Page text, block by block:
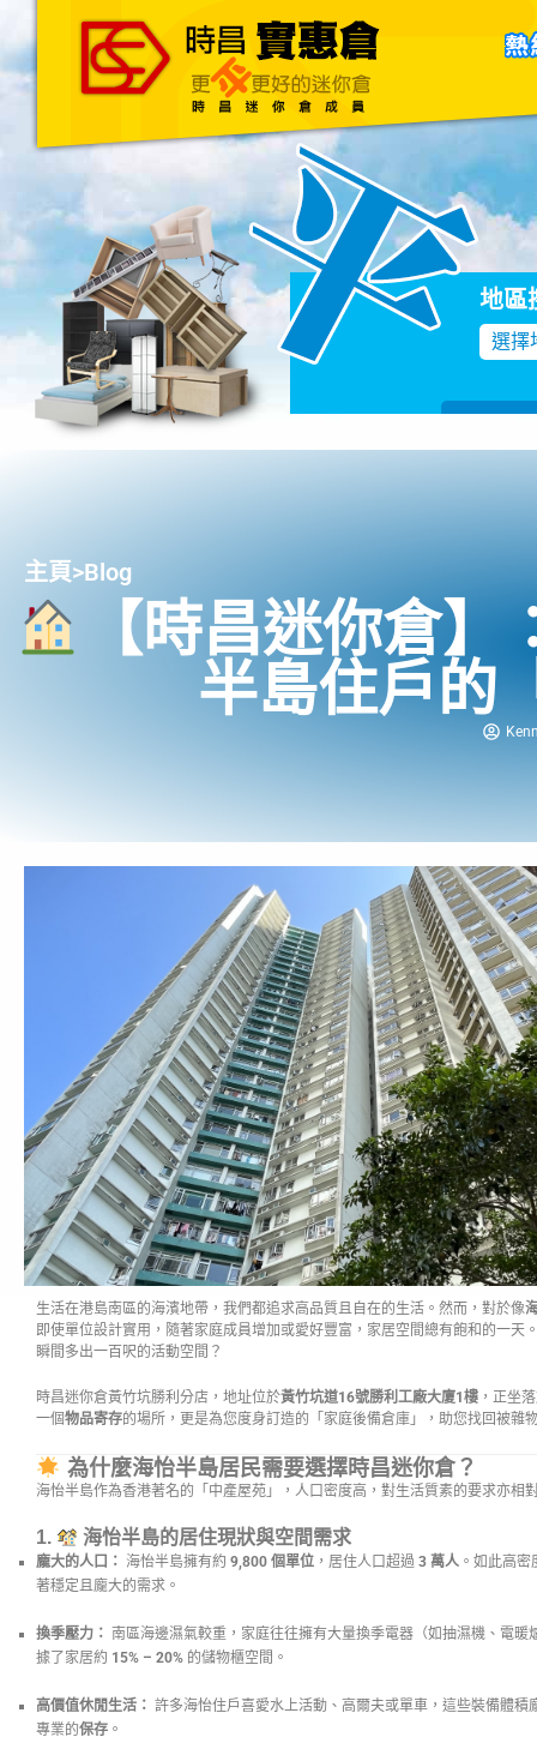
主頁 關於我們 聯絡我們
地區
選擇
主頁>Blog
【時昌迷你倉
半島住戶的
生活在港島南區的海濱地帶，我們都追求高品質且自在的生活。然而，對於像
即使單位設計實用，隨著家庭成員增加或愛好豐富，家居空間總有飽和的一天
瞬間多出一百呎的活動空間？
時昌迷你倉黃竹坑勝利分店，地址位於黃竹坑道16號勝利工廠大廈1樓 ，正坐
一個物品寄存的場所，更是為您度身訂造的「家庭後備倉庫」，助您找回被雜
為什麼海怡半島居民需要選擇時昌迷你倉？
海怡半島作為香港著名的「中產屋苑」，人口密度高，對生活質素的要求亦相
1. 海怡半島的居住現狀與空間需求
龐大的人口： 海怡半島擁有約 9,800 個單位 ，居住人口超過 3 萬人 。如此高
著穩定且龐大的需求。
換季壓力： 南區海邊濕氣較重，家庭往往擁有大量換季電器（如抽濕機、電暖
據了家居約 15% – 20% 的儲物櫃空間。
高價值休閒生活： 許多海怡住戶喜愛水上活動、高爾夫或單車，這些裝備體積
專業的保存 。